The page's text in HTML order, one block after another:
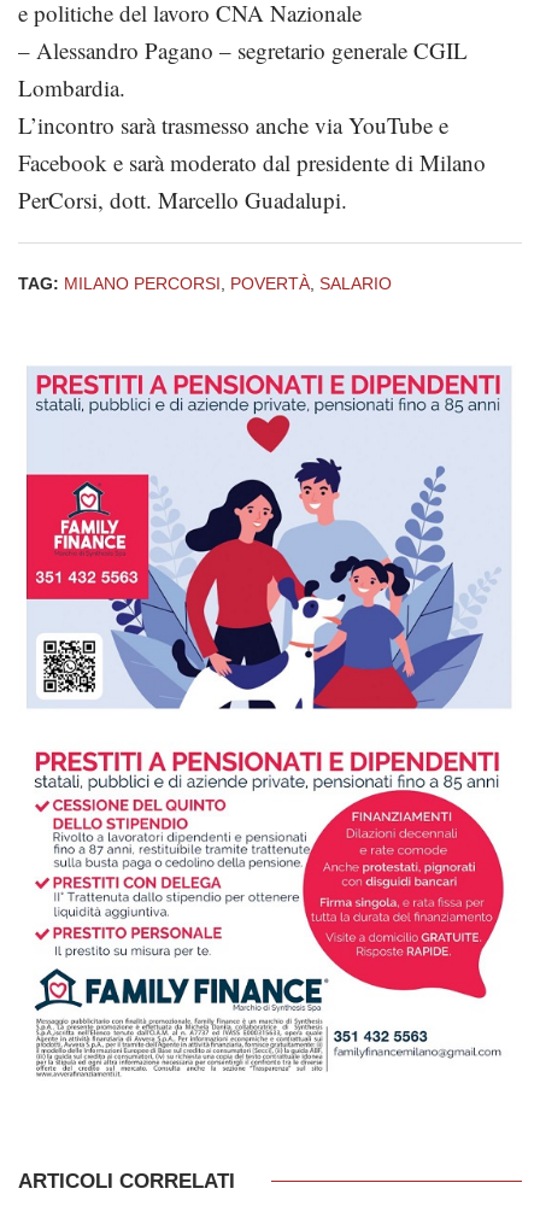
e politiche del lavoro CNA Nazionale
– Alessandro Pagano – segretario generale CGIL
Lombardia.
L’incontro sarà trasmesso anche via YouTube e
Facebook e sarà moderato dal presidente di Milano
PerCorsi, dott. Marcello Guadalupi.
TAG: MILANO PERCORSI POVERTÀ SALARIO
ARTICOLI CORRELATI